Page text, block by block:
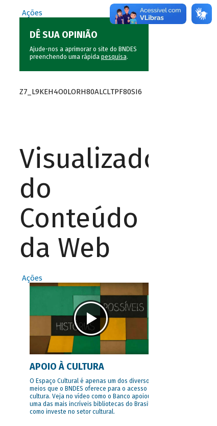
Ações
DÊ SUA OPINIÃO
Ajude-nos a aprimorar o site do BNDES
preenchendo uma rápida pesquisa.
Z7_L9KEH4O0LORH80ALCLTPF80SI6
Visualizador
do
Conteúdo
da Web
Ações
APOIO À CULTURA
O Espaço Cultural é apenas um dos diversos
meios que o BNDES oferece para o acesso à
cultura. Veja no vídeo como o Banco apoiou
uma das mais incríveis bibliotecas do Brasil e
como investe no setor cultural.